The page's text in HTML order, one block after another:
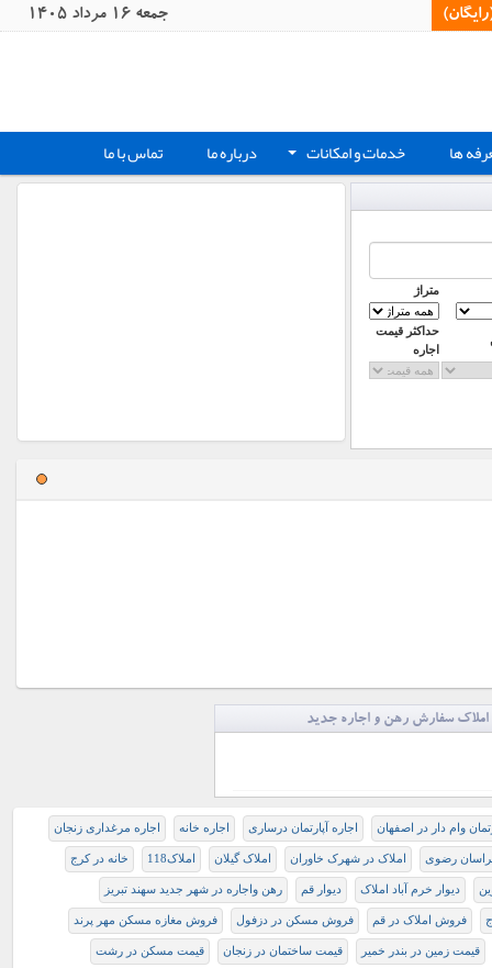
جمعه 16 مرداد 1405
ها + خدمات و امکانات درباره ما تماس با ما
متراژ
حداکثر قیمت
اجاره
املاک سفارش رهن و اجاره جدید
وام دار در اصفهان اجاره آپارتمان درساری اجاره خانه اجاره مرغداری زنجان
رضوی املاک در شهرک خاوران املاک گیلان املاک118 خانه در کرج
دیوار خرم آباد املاک دیوار قم رهن واجاره در شهر جديد سهند تبريز
فروش املاک در قم فروش مسکن در دزفول فروش مغازه مسکن مهر پرند
قیمت زمین در بندر خمیر قیمت ساختمان در زنجان قیمت مسکن در رشت